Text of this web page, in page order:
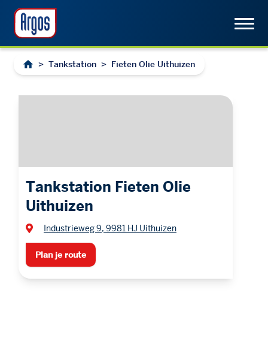
> Tankstation > Fieten Olie Uithuizen
Tankstation Fieten Olie
Uithuizen
Industrieweg 9, 9981 HJ Uithuizen
Plan je route